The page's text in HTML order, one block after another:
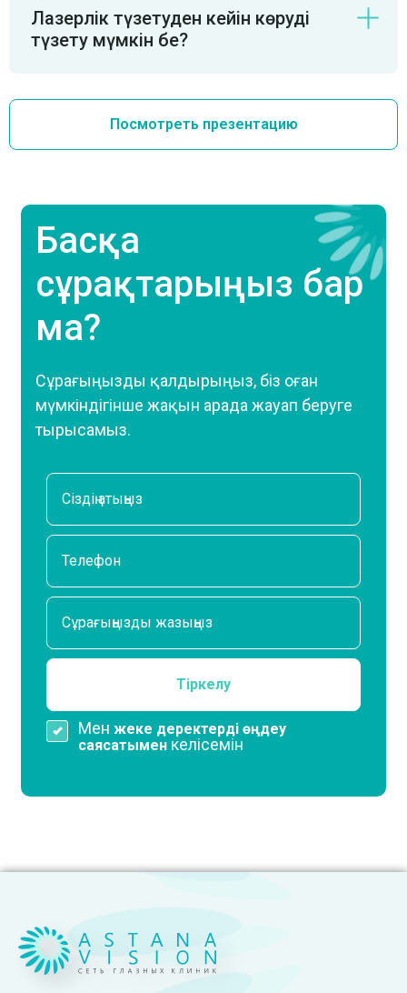
Лазерлік түзетуден кейін көруді
түзету мүмкін бе?
Посмотреть презентацию
Басқа
сұрақтарыңыз бар
ма?
Сұрағыңызды қалдырыңыз, біз оған
мүмкіндігінше жақын арада жауап беруге
тырысамыз.
Мен жеке деректерді өңдеу
саясатыменкелісемін